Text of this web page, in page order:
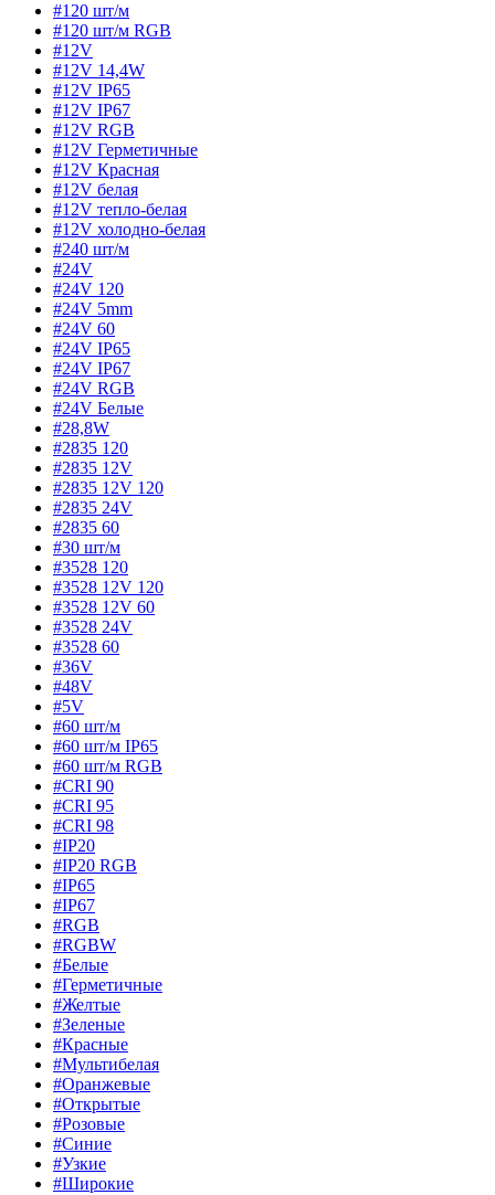
#120 шт/м
#120 шт/м RGB
#12V
#12V 14,4W
#12V IP65
#12V IP67
#12V RGB
#12V Герметичные
#12V Красная
#12V белая
#12V тепло-белая
#12V холодно-белая
#240 шт/м
#24V
#24V 120
#24V 5mm
#24V 60
#24V IP65
#24V IP67
#24V RGB
#24V Белые
#28,8W
#2835 120
#2835 12V
#2835 12V 120
#2835 24V
#2835 60
#30 шт/м
#3528 120
#3528 12V 120
#3528 12V 60
#3528 24V
#3528 60
#36V
#48V
#5V
#60 шт/м
#60 шт/м IP65
#60 шт/м RGB
#CRI 90
#CRI 95
#CRI 98
#IP20
#IP20 RGB
#IP65
#IP67
#RGB
#RGBW
#Белые
#Герметичные
#Желтые
#Зеленые
#Красные
#Мультибелая
#Оранжевые
#Открытые
#Розовые
#Синие
#Узкие
#Широкие